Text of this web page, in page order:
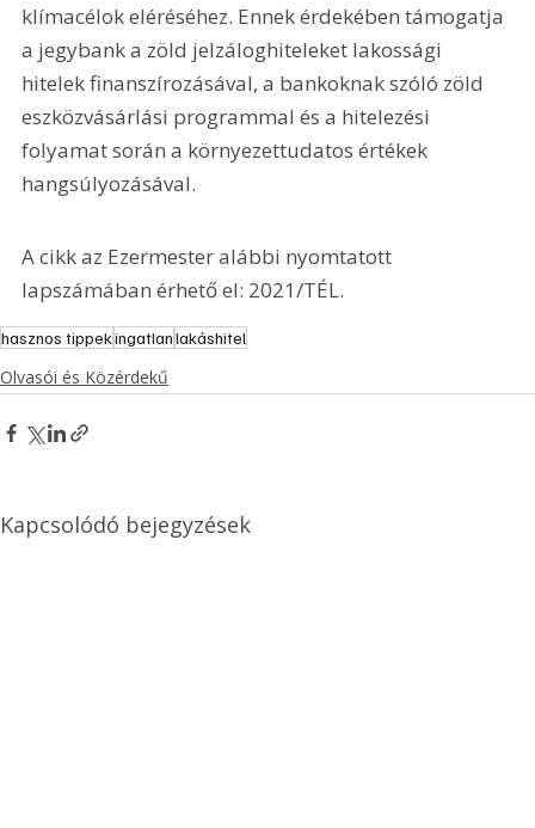
klímacélok eléréséhez. Ennek érdekében támogatja
a jegybank a zöld jelzáloghiteleket lakossági
hitelek finanszírozásával, a bankoknak szóló zöld
eszközvásárlási programmal és a hitelezési
folyamat során a környezettudatos értékek
hangsúlyozásával.
A cikk az Ezermester alábbi nyomtatott
lapszámában érhető el: 2021/TÉL.
hasznos tippekingatlanlakáshitel
Olvasói és Közérdekű
Kapcsolódó bejegyzések